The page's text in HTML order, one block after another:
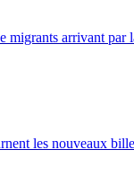
migrants arrivant par
les nouveaux